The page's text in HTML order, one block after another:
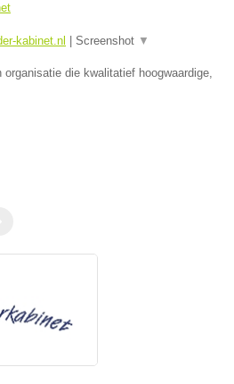
kabinet.nl Screenshot ▼
organisatie die kwalitatief hoogwaardige,